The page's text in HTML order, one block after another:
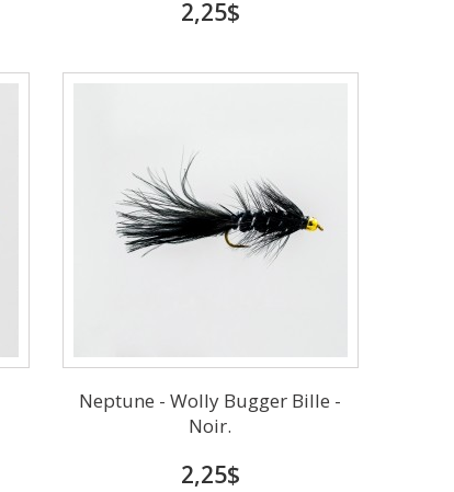
2,25$
Neptune - Wolly Bugger Bille -
Noir.
2,25$